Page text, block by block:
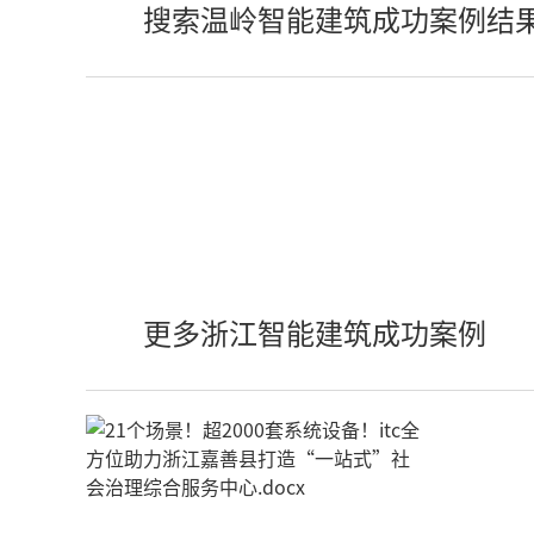
搜索温岭智能建筑成功案例结
更多浙江智能建筑成功案例